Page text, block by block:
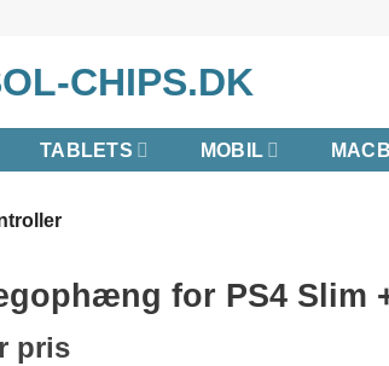
TABLETS MOBIL
for PS4 Slim
pris